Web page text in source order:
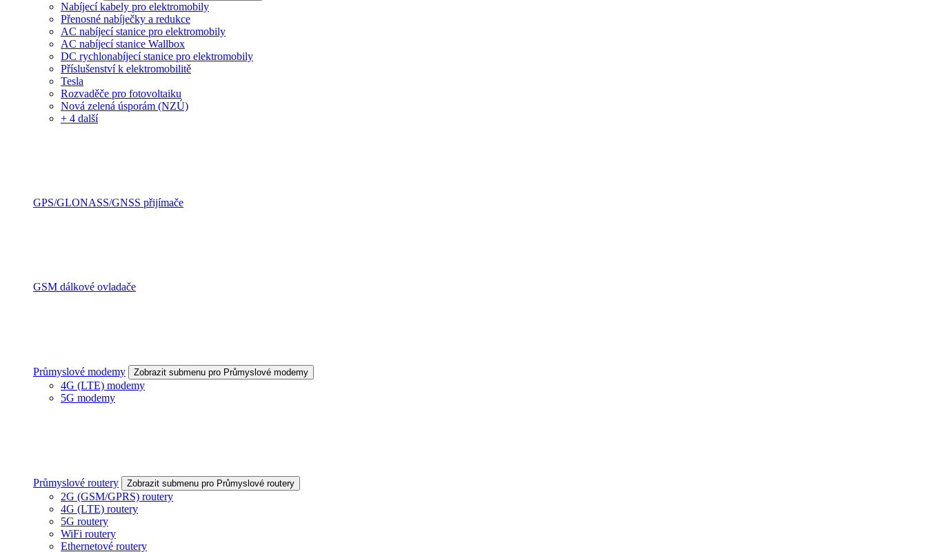
Nabíjecí kabely pro elektromobily
Přenosné nabíječky a redukce
AC nabíjecí stanice pro elektromobily
AC nabíjecí stanice Wallbox
DC rychlonabíjecí stanice pro elektromobily
Příslušenství k elektromobilitě
Tesla
Rozvaděče pro fotovoltaiku
Nová zelená úsporám (NZÚ)
+ 4 další
GPS/GLONASS/GNSS přijímače
GSM dálkové ovladače
Průmyslové modemy Zobrazit submenu pro Průmyslové modemy
4G (LTE) modemy
5G modemy
Průmyslové routery Zobrazit submenu pro Průmyslové routery
2G (GSM/GPRS) routery
4G (LTE) routery
5G routery
WiFi routery
Ethernetové routery